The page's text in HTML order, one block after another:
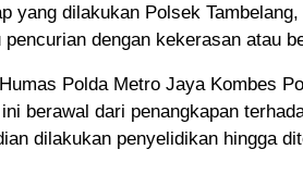
yang dilakukan Polsek
pencurian dengan kekerasan atau
Polda Metro Jaya Kombes
berawal dari penangkapan
dilakukan penyelidikan hingga